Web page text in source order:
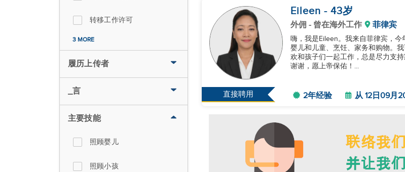
转移工作许可
3 MORE
履历上传者
_言
主要技能
照顾婴儿
照顾小孩
直接聘用
Eileen - 43岁
外佣 - 曾在海外工作 菲律宾
嗨，我是Eileen。我来自菲律宾，
婴儿和儿童、烹饪、家务和购物。
欢和孩子们一起工作，总是尽力支
谢谢，愿上帝保佑！...
2年经验 从 12日09月